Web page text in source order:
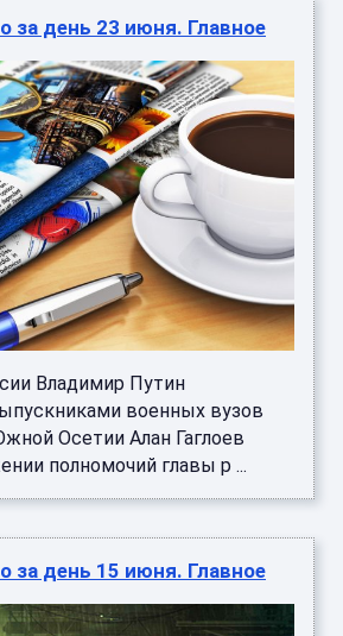
за день 23 июня. Главное
Владимир Путин
военных вузов
Осетии Алан Гаглоев
полномочий главы р ...
за день 15 июня. Главное